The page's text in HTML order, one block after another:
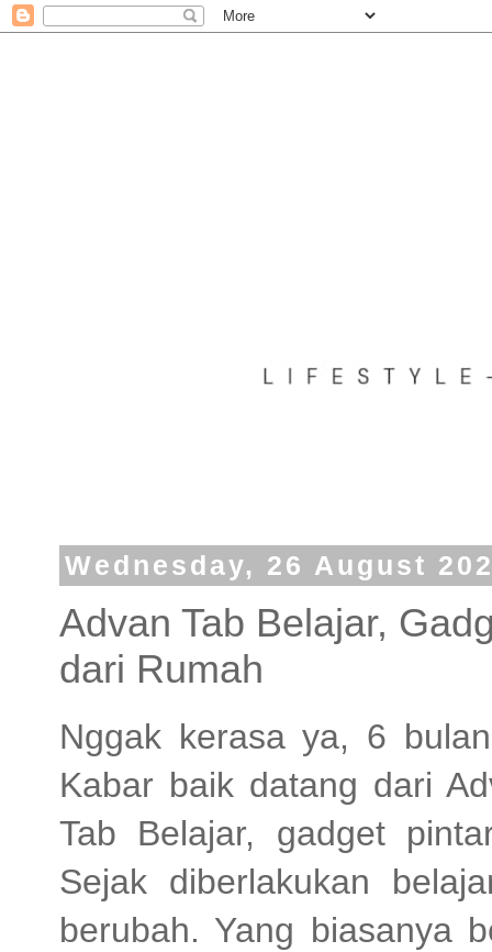
Wednesday, 26 August
Advan Tab Belajar,
dari Rumah
Nggak kerasa ya, 6
Kabar baik datang dari
Tab Belajar, gadget
Sejak diberlakukan
berubah. Yang biasanya